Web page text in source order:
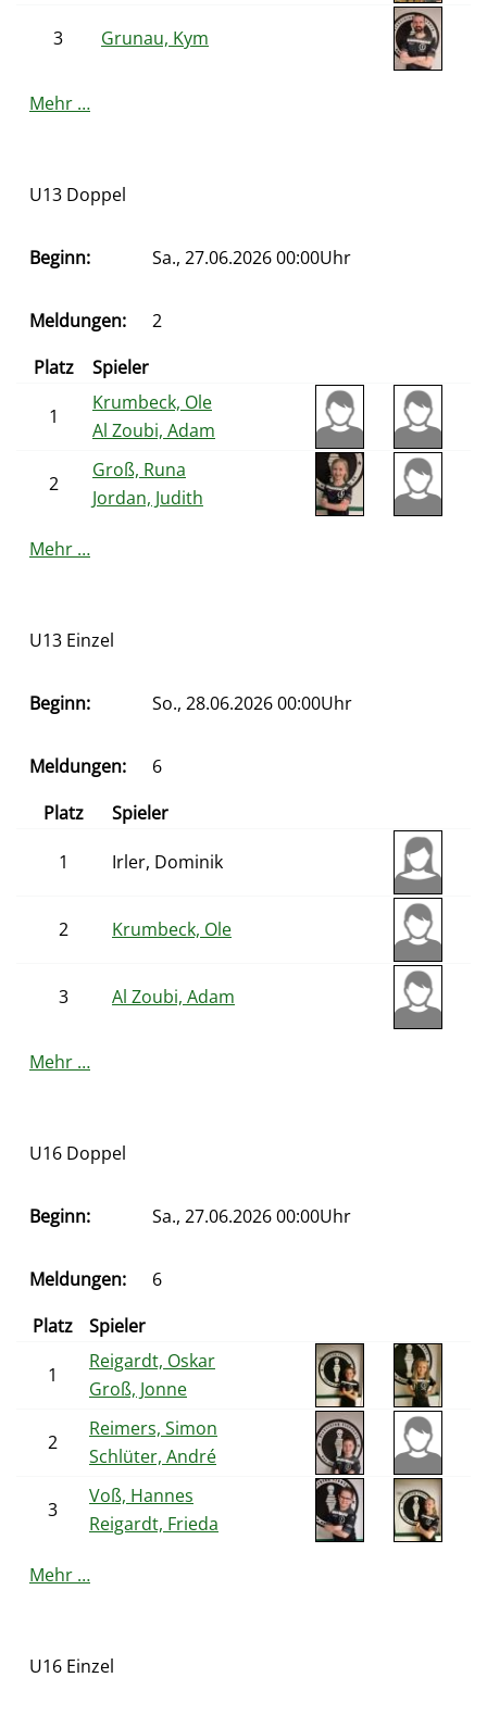
3 Grunau, Kym
Mehr …
U13 Doppel
Beginn: Sa., 27.06.2026 00:00Uhr
Meldungen:
2
Platz
Spieler
1
Krumbeck, Ole
Al Zoubi, Adam
2
Groß, Runa
Jordan, Judith
Mehr …
U13 Einzel
Beginn: So., 28.06.2026 00:00Uhr
Meldungen:
6
Platz
Spieler
1 Irler, Dominik
2 Krumbeck, Ole
3 Al Zoubi, Adam
Mehr …
U16 Doppel
Beginn: Sa., 27.06.2026 00:00Uhr
Meldungen:
6
Platz
Spieler
1
Reigardt, Oskar
Groß, Jonne
2
Reimers, Simon
Schlüter, André
3
Voß, Hannes
Reigardt, Frieda
Mehr …
U16 Einzel